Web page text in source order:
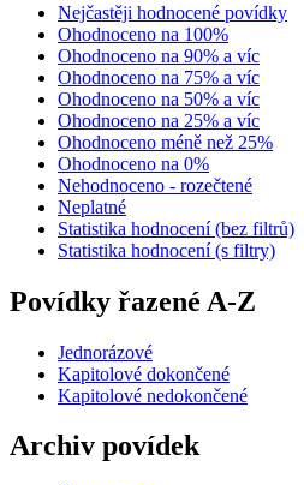
Nejčastěji hodnocené povídky
Ohodnoceno na 100%
Ohodnoceno na 90% a víc
Ohodnoceno na 75% a víc
Ohodnoceno na 50% a víc
Ohodnoceno na 25% a víc
Ohodnoceno méně než 25%
Ohodnoceno na 0%
Nehodnoceno - rozečtené
Neplatné
Statistika hodnocení (bez filtrů)
Statistika hodnocení (s filtry)
Povídky řazené A-Z
Jednorázové
Kapitolové dokončené
Kapitolové nedokončené
Archiv povídek